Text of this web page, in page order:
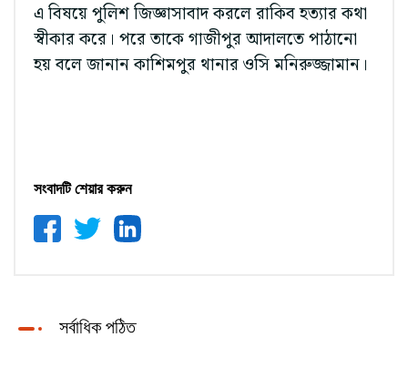
এ বিষয়ে পুলিশ জিজ্ঞাসাবাদ করলে রাকিব হত্যার কথা
স্বীকার করে। পরে তাকে গাজীপুর আদালতে পাঠানো
হয় বলে জানান কাশিমপুর থানার ওসি মনিরুজ্জামান।
সংবাদটি শেয়ার করুন
সর্বাধিক পঠিত